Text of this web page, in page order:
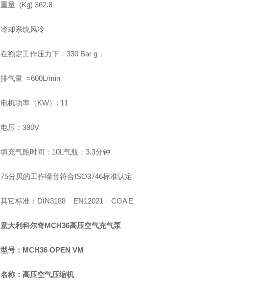
重量 (Kg) 362.8
冷却系统风冷
在额定工作压力下：330 Bar g，
排气量 =600L/min
电机功率（KW）: 11
电压：380V
填充气瓶时间：10L气瓶：3.3分钟
75分贝的工作噪音符合ISO3746标准认定
其它标准：DIN3188 EN12021 CGA E
意大利科尔奇MCH36高压空气充气泵
型号：MCH36 OPEN VM
名称：高压空气压缩机